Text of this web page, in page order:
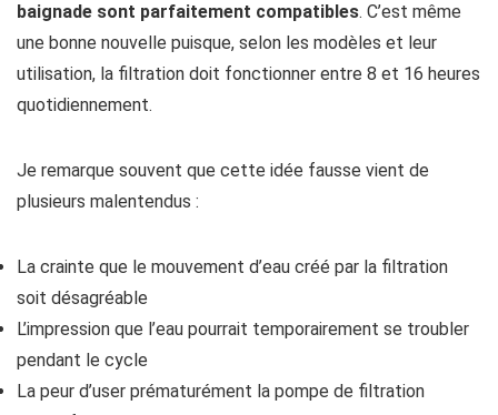
baignade sont parfaitement compatibles. C’est même
une bonne nouvelle puisque, selon les modèles et leur
utilisation, la filtration doit fonctionner entre 8 et 16 heures
quotidiennement.
Je remarque souvent que cette idée fausse vient de
plusieurs malentendus :
La crainte que le mouvement d’eau créé par la filtration
soit désagréable
L’impression que l’eau pourrait temporairement se troubler
pendant le cycle
La peur d’user prématurément la pompe de filtration